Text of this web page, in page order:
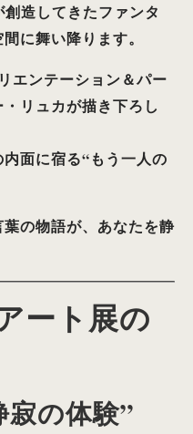
造してきたファンタ
に舞い降ります。
エンテーション＆パー
リュカが描き下ろし
面に宿る“もう一人の
の物語が、あなたを静
ート展の
の体験”